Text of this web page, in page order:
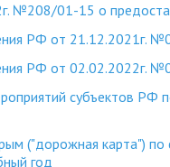
№208/01-15 о
РФ от 21.12.2021г.
РФ от 02.02.2022г.
субъектов РФ
("дорожная карта")
год